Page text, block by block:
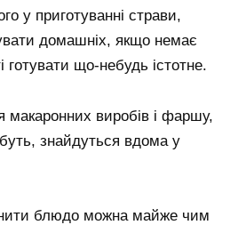
у приготуванні страви,
домашніх, якщо немає
що-небудь істотне.
макаронних виробів і фаршу,
знайдуться вдома у
блюдо можна майже чим